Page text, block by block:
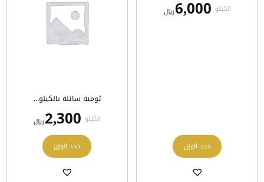
على على
صفحة
المنتج
الكيلو 6,000﷼
حدد الوزنهناك
العديد
من
الأشكال
ثومية سائلة بالكيلو...
الكيلو 2,300﷼
حدد الوزنهناك
العديد
من
الأشكال